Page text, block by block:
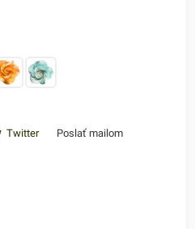
Twitter Poslať mailom